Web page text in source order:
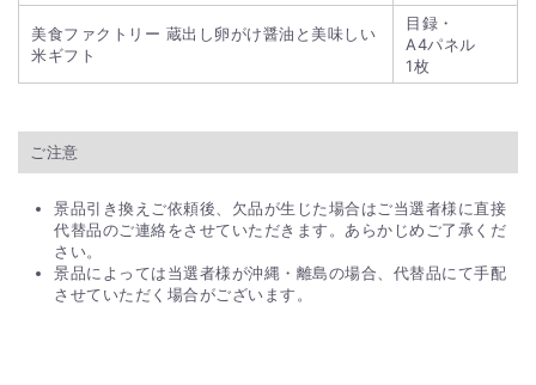
美食ファクトリー 蔵出し卵がけ醤油と美味しい
米ギフト
目録・
A4パネル
1枚
ご注意
景品引き換えご依頼後、欠品が生じた場合はご当選者様に直接
代替品のご連絡をさせていただきます。あらかじめご了承くだ
さい。
景品によっては当選者様が沖縄・離島の場合、代替品にて手配
させていただく場合がございます。